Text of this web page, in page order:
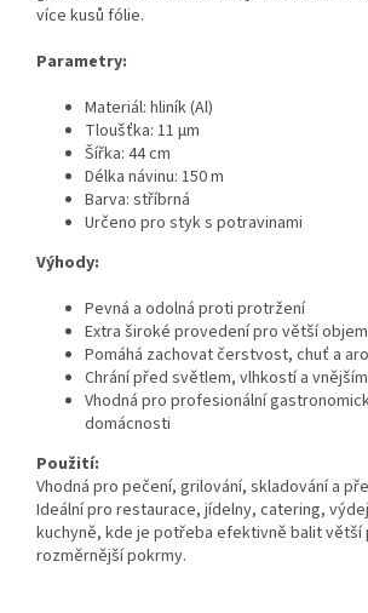
více kusů fólie.
Parametry:
Materiál: hliník (Al)
Tloušťka: 11 µm
Šířka: 44 cm
Délka návinu: 150 m
Barva: stříbrná
Určeno pro styk s potravinami
Výhody:
Pevná a odolná proti protržení
Extra široké provedení pro větší
Pomáhá zachovat čerstvost, chuť a
Chrání před světlem, vlhkostí a
Vhodná pro profesionální
domácnosti
Použití:
Vhodná pro pečení, grilování, skladování a
Ideální pro restaurace, jídelny, catering,
kuchyně, kde je potřeba efektivně balit větší
rozměrnější pokrmy.